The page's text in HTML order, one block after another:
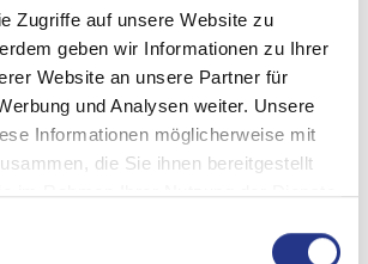
Zugriffe auf unsere Website zu
geben wir Informationen zu Ihrer
Website an unsere Partner für
und Analysen weiter. Unsere
Informationen möglicherweise mit
die Sie ihnen bereitgestellt
im Rahmen Ihrer Nutzung der Dienste